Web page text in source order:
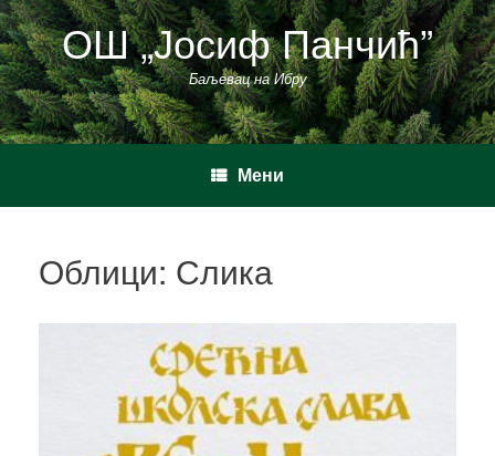
Пређи
на
садржај ОШ „Јосиф Панчић”
Баљевац на Ибру
Мени
Облици: Слика